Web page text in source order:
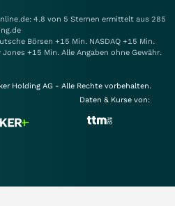
4.8 von 5 Sternen ermittelt aus 285
Börsen +15 Min. NASDAQ +15 Min.
Jones +15 Min. Alle Angaben ohne Gewähr.
Holding AG - Alle Rechte vorbehalten.
Daten & Kurse von: